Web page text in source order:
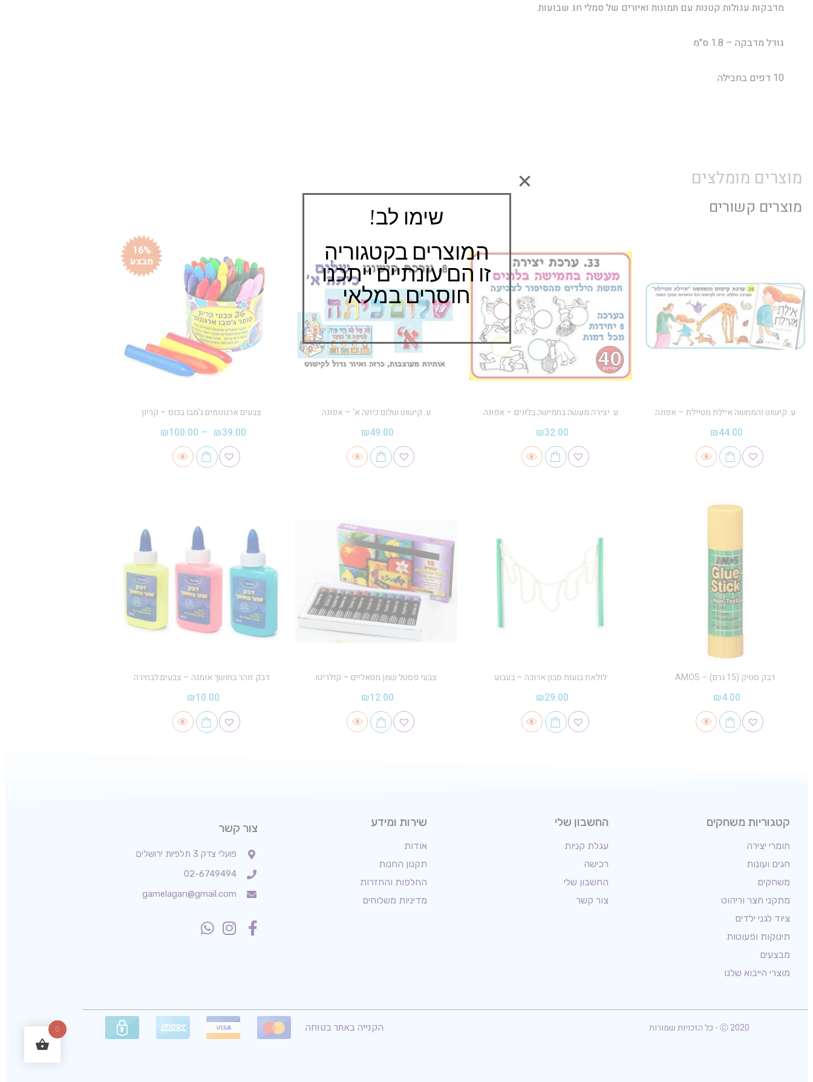
מדבקות עגולות קטנות עם תמונות ואיורים של סמלי חג שבועות.
גודל מדבקה – 1.8 ס"מ
10 דפים בחבילה
מוצרים מומלצים
מוצרים קשורים
ע. קישוט והמחשה איילת מטיילת – אפונה
₪44.00
ע. יצירה מעשה בחמישה בלונים – אפונה
₪32.00
ע. קישוט שלום כיתה א' – אפונה
₪49.00
16%
מבצע
צבעים ארגונומים ג'מבו בכוס – קריון
₪39.00
–
₪100.00
דבק סטיק (15 גרם) – AMOS
₪4.00
לולאת בועות סבון ארוכה – בעבוע
₪29.00
צבעי פסטל שמן מטאליים – קולריטו
₪12.00
דבק זוהר בחושך אומגה – צבעים לבחירה
₪10.00
קטגוריות משחקים
חומרי יצירה
חגים ועונות
משחקים
מתקני חצר וריהוט
ציוד לגני ילדים
תינוקות ופעוטות
מבצעים
מוצרי הייבוא שלנו
החשבון שלי
עגלת קניות
רכישה
החשבון שלי
צור קשר
שירות ומידע
אודות
תקנון החנות
החלפות והחזרות
מדיניות משלוחים
צור קשר
פועלי צדק 3 תלפיות ירושלים
02-6749494
gamelagan@gmail.com
Ⓒ 2020 - כל הזכויות שמורות הקנייה באתר בטוחה 0
שימו לב!
המוצרים בקטגוריה
זו הם עונתיים ייתכנו
חוסרים במלאי